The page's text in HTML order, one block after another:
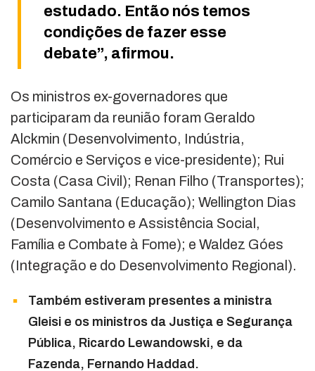
estudado. Então nós temos
condições de fazer esse
debate”, afirmou.
Os ministros ex-governadores que
participaram da reunião foram Geraldo
Alckmin (Desenvolvimento, Indústria,
Comércio e Serviços e vice-presidente); Rui
Costa (Casa Civil); Renan Filho (Transportes);
Camilo Santana (Educação); Wellington Dias
(Desenvolvimento e Assistência Social,
Família e Combate à Fome); e Waldez Góes
(Integração e do Desenvolvimento Regional).
Também estiveram presentes a ministra
Gleisi e os ministros da Justiça e Segurança
Pública, Ricardo Lewandowski, e da
Fazenda, Fernando Haddad.